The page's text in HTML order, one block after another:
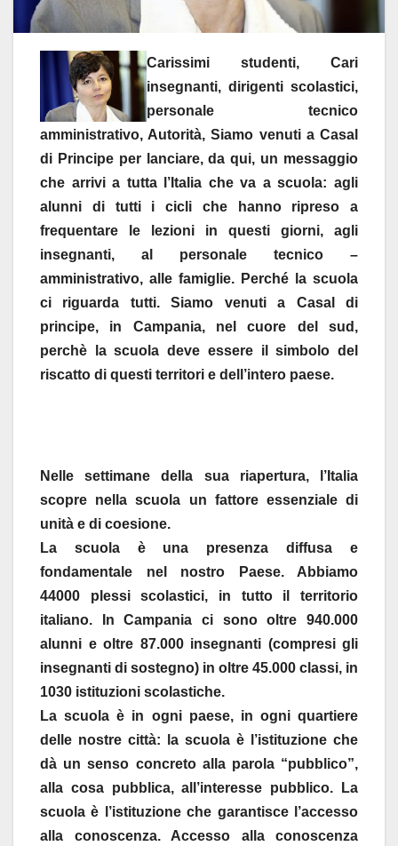
Carissimi studenti, Cari
insegnanti, dirigenti scolastici,
personale tecnico
amministrativo, Autorità, Siamo venuti a Casal
di Principe per lanciare, da qui, un messaggio
che arrivi a tutta l’Italia che va a scuola: agli
alunni di tutti i cicli che hanno ripreso a
frequentare le lezioni in questi giorni, agli
insegnanti, al personale tecnico –
amministrativo, alle famiglie. Perché la scuola
ci riguarda tutti. Siamo venuti a Casal di
principe, in Campania, nel cuore del sud,
perchè la scuola deve essere il simbolo del
riscatto di questi territori e dell’intero paese.
Nelle settimane della sua riapertura, l’Italia
scopre nella scuola un fattore essenziale di
unità e di coesione.
La scuola è una presenza diffusa e
fondamentale nel nostro Paese. Abbiamo
44000 plessi scolastici, in tutto il territorio
italiano. In Campania ci sono oltre 940.000
alunni e oltre 87.000 insegnanti (compresi gli
insegnanti di sostegno) in oltre 45.000 classi, in
1030 istituzioni scolastiche.
La scuola è in ogni paese, in ogni quartiere
delle nostre città: la scuola è l’istituzione che
dà un senso concreto alla parola “pubblico”,
alla cosa pubblica, all’interesse pubblico. La
scuola è l’istituzione che garantisce l’accesso
alla conoscenza. Accesso alla conoscenza